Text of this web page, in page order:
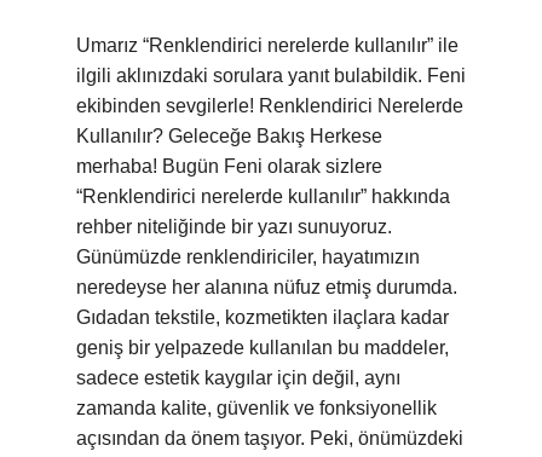
Umarız “Renklendirici nerelerde kullanılır” ile
ilgili aklınızdaki sorulara yanıt bulabildik. Feni
ekibinden sevgilerle! Renklendirici Nerelerde
Kullanılır? Geleceğe Bakış Herkese
merhaba! Bugün Feni olarak sizlere
“Renklendirici nerelerde kullanılır” hakkında
rehber niteliğinde bir yazı sunuyoruz.
Günümüzde renklendiriciler, hayatımızın
neredeyse her alanına nüfuz etmiş durumda.
Gıdadan tekstile, kozmetikten ilaçlara kadar
geniş bir yelpazede kullanılan bu maddeler,
sadece estetik kaygılar için değil, aynı
zamanda kalite, güvenlik ve fonksiyonellik
açısından da önem taşıyor. Peki, önümüzdeki